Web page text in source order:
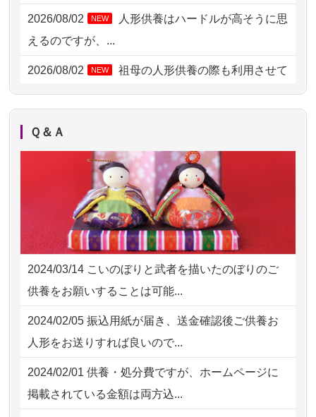
2026/08/01 11:07 さいたの方からお申込み
2026/07/31 17:28
2026/07/31 12:32 東京都の方からお申込み
2026/07/31 10:29 京都市の方からお申込み
2026/07/31 08:41
2026/07/30 22:27 墨田区の方からお申込み
2026/07/30 17:02 神奈川の方からお申込み
2026/07/30 15:59 神奈川の方からお申込み
2026/07/30 08:46 東京都の方からお申込み
2026/07/29 15:08 神奈川の方からお申込み
2026/07/29 12:23 大阪府の方からお申込み
2026/08/02 NEW
人形供養はハードルが高そうに思
えるのですが、...
2026/08/02 NEW
祖母の人形供養の際も利用させて
いただき安心感がある
供養の内容（料金や送り方等）がとて
も丁寧に説...
2026/07/18つい先日も利用させていただきまし
た。 手続...
2026/07/18 大切にしていたお人形をきちんと供養
してくださ...
2026/07/15 子供の頃から可愛がってきた七段飾り
の雛人形で...
2026/07/15 お客様の声を読み、丁寧に供養してい
ただけそう...
Ｑ＆Ａ
2024/03/14 こいのぼりと武者を描いたのぼりのご
供養をお願いすることは可能...
2024/02/05 振込用紙が届き、送金確認後ご供養お
人形をお送りすれば良いので...
2024/02/01 供養・処分費ですが、ホームページに
掲載されている金額は両方込...